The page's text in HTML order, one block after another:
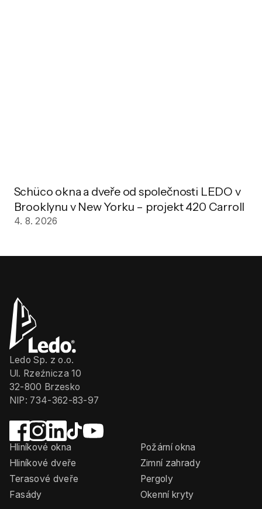
Schüco okna a dveře od společnosti LEDO v
Brooklynu v New Yorku – projekt 420 Carroll
4. 8. 2026
Ledo Sp. z o.o.
Ul. Rzeźnicza 10
32-800 Brzesko
NIP: 734-362-83-97
Hliníkové okna
Hliníkové dveře
Terasové dveře
Fasády
Požární okna
Zimní zahrady
Pergoly
Okenní kryty